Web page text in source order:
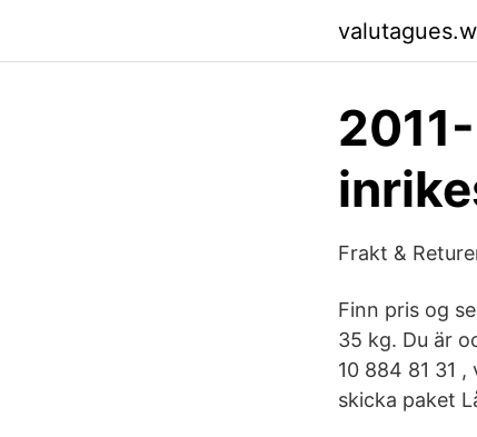
Frakt &
Finn pris og
35 kg. Du är
10 884 81 31
skicka paket